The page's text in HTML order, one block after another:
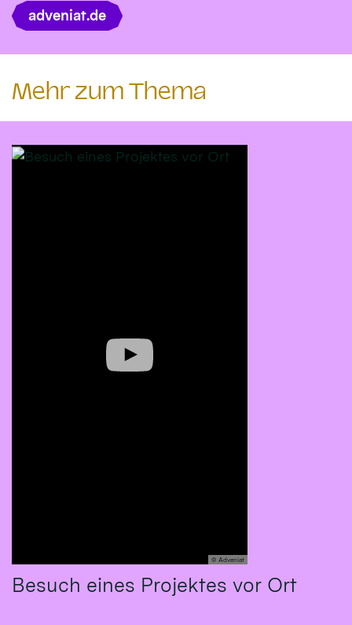
adveniat.de
Mehr zum Thema
© Adveniat
Besuch eines Projektes vor Ort